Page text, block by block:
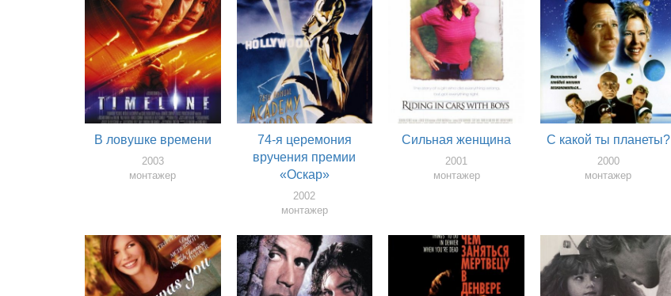
В ловушке времени
2003
монтажер
74-я церемония
вручения премии
«Оскар»
2002
монтажер
Сильная женщина
2001
монтажер
С какой ты планеты?
2000
монтажер